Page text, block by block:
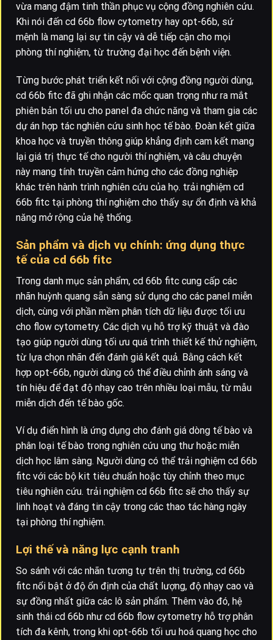
vừa mang đậm tinh thần phục vụ cộng đồng nghiên cứu.
Khi nói đến cd 66b flow cytometry hay opt-66b, sứ
mệnh là mang lại sự tin cậy và dễ tiếp cận cho mọi
phòng thí nghiệm, từ trường đại học đến bệnh viện.
Từng bước phát triển kết nối với cộng đồng người dùng,
cd 66b fitc đã ghi nhận các mốc quan trọng như ra mắt
phiên bản tối ưu cho panel đa chức năng và tham gia các
dự án hợp tác nghiên cứu sinh học tế bào. Đoàn kết giữa
khoa học và truyền thông giúp khẳng định cam kết mang
lại giá trị thực tế cho người thí nghiệm, và câu chuyện
này mang tính truyền cảm hứng cho các đồng nghiệp
khác trên hành trình nghiên cứu của họ. trải nghiệm cd
66b fitc tại phòng thí nghiệm cho thấy sự ổn định và khả
năng mở rộng của hệ thống.
Sản phẩm và dịch vụ chính: ứng dụng thực
tế của cd 66b fitc
Trong danh mục sản phẩm, cd 66b fitc cung cấp các
nhãn huỳnh quang sẵn sàng sử dụng cho các panel miễn
dịch, cùng với phần mềm phân tích dữ liệu được tối ưu
cho flow cytometry. Các dịch vụ hỗ trợ kỹ thuật và đào
tạo giúp người dùng tối ưu quá trình thiết kế thử nghiệm,
từ lựa chọn nhãn đến đánh giá kết quả. Bằng cách kết
hợp opt-66b, người dùng có thể điều chỉnh ánh sáng và
tín hiệu để đạt độ nhạy cao trên nhiều loại mẫu, từ mẫu
miễn dịch đến tế bào gốc.
Ví dụ điển hình là ứng dụng cho đánh giá dòng tế bào và
phân loại tế bào trong nghiên cứu ung thư hoặc miễn
dịch học lâm sàng. Người dùng có thể trải nghiệm cd 66b
fitc với các bộ kit tiêu chuẩn hoặc tùy chỉnh theo mục
tiêu nghiên cứu. trải nghiệm cd 66b fitc sẽ cho thấy sự
linh hoạt và đáng tin cậy trong các thao tác hàng ngày
tại phòng thí nghiệm.
Lợi thế và năng lực cạnh tranh
So sánh với các nhãn tương tự trên thị trường, cd 66b
fitc nổi bật ở độ ổn định của chất lượng, độ nhạy cao và
sự đồng nhất giữa các lô sản phẩm. Thêm vào đó, hệ
sinh thái cd 66b như cd 66b flow cytometry hỗ trợ phân
tích đa kênh, trong khi opt-66b tối ưu hoá quang học cho